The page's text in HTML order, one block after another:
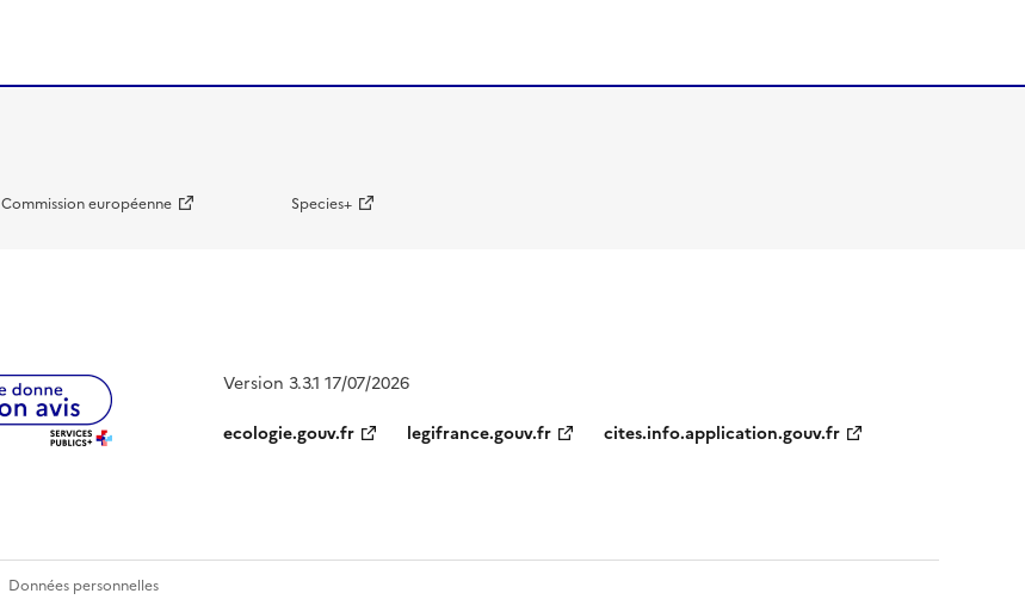
Commission européenne Species+
Version 3.3.1 17/07/2026
ecologie.gouv.fr
legifrance.gouv.fr cites.info.application.gouv.fr
Données personnelles